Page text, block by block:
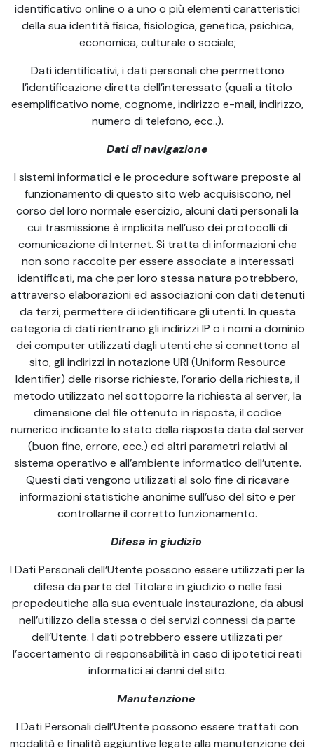
identificativo online o a uno o più elementi caratteristici
della sua identità fisica, fisiologica, genetica, psichica,
economica, culturale o sociale;
Dati identificativi, i dati personali che permettono
l’identificazione diretta dell’interessato (quali a titolo
esemplificativo nome, cognome, indirizzo e-mail, indirizzo,
numero di telefono, ecc..).
Dati di navigazione
I sistemi informatici e le procedure software preposte al
funzionamento di questo sito web acquisiscono, nel
corso del loro normale esercizio, alcuni dati personali la
cui trasmissione è implicita nell’uso dei protocolli di
comunicazione di Internet. Si tratta di informazioni che
non sono raccolte per essere associate a interessati
identificati, ma che per loro stessa natura potrebbero,
attraverso elaborazioni ed associazioni con dati detenuti
da terzi, permettere di identificare gli utenti. In questa
categoria di dati rientrano gli indirizzi IP o i nomi a dominio
dei computer utilizzati dagli utenti che si connettono al
sito, gli indirizzi in notazione URI (Uniform Resource
Identifier) delle risorse richieste, l’orario della richiesta, il
metodo utilizzato nel sottoporre la richiesta al server, la
dimensione del file ottenuto in risposta, il codice
numerico indicante lo stato della risposta data dal server
(buon fine, errore, ecc.) ed altri parametri relativi al
sistema operativo e all’ambiente informatico dell’utente.
Questi dati vengono utilizzati al solo fine di ricavare
informazioni statistiche anonime sull’uso del sito e per
controllarne il corretto funzionamento.
Difesa in giudizio
I Dati Personali dell’Utente possono essere utilizzati per la
difesa da parte del Titolare in giudizio o nelle fasi
propedeutiche alla sua eventuale instaurazione, da abusi
nell’utilizzo della stessa o dei servizi connessi da parte
dell’Utente. I dati potrebbero essere utilizzati per
l’accertamento di responsabilità in caso di ipotetici reati
informatici ai danni del sito.
Manutenzione
I Dati Personali dell’Utente possono essere trattati con
modalità e finalità aggiuntive legate alla manutenzione dei